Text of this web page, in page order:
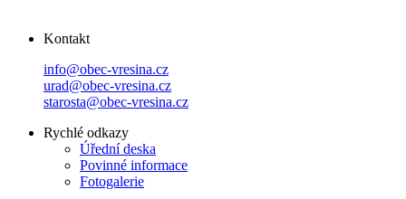
Kontakt
info@obec-vresina.cz
urad@obec-vresina.cz
starosta@obec-vresina.cz
Rychlé odkazy
Úřední deska
Povinné informace
Fotogalerie